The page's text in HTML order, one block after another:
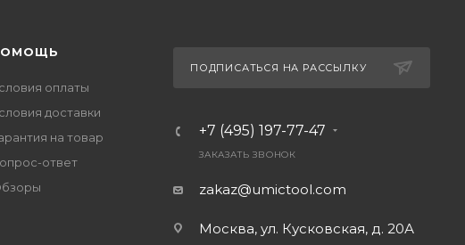
оплаты
доставки
на товар
ответ
ПОДПИСАТЬСЯ НА РАССЫЛКУ
+7 (495) 197-77-47
ЗАКАЗАТЬ ЗВОНОК
zakaz@umictool.com
Москва, ул. Кусковская, д. 20А